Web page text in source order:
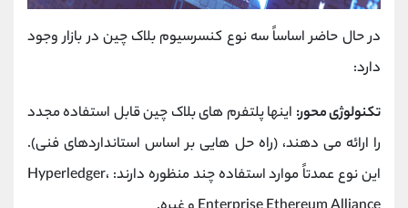
در حال حاضر اساساً سه نوع کنسرسیوم بلاک چین در بازار وجود
دارد:
تکنولوژی محور: اینها پلتفرم های بلاک چین قابل استفاده مجدد
را ارائه می دهند، (راه حل هایی بر اساس استانداردهای فنی).
این نوع عمدتاً موارد استفاده چند منظوره دارند: Hyperledger،